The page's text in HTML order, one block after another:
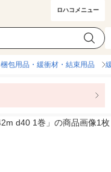
ロハコメニュー
梱包用品・緩衝材・結束用品